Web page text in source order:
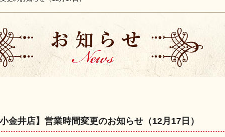
金井店】営業時間変更のお知らせ（12月17日）